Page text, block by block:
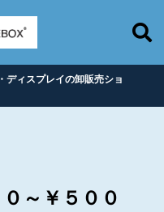
ディスプレイの卸販売ショ
～￥５００